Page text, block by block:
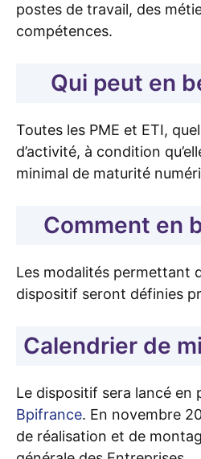
postes de travail, des
compétences.
Qui peut en
Toutes les PME et ETI,
d’activité, à condition
minimal de maturité
Comment en
Les modalités permettant
dispositif seront définies
Calendrier de
Le dispositif sera lancé en
Bpifrance. En novembre
de réalisation et de